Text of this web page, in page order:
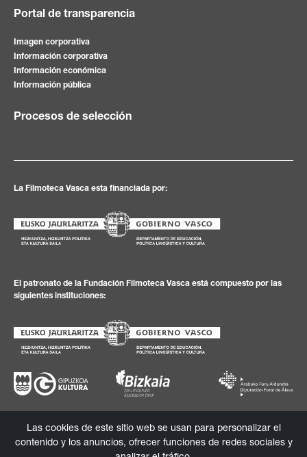
Portal de transparencia
Imagen corporativa
Información corporativa
Información económica
Información pública
Procesos de selección
La Filmoteca Vasca esta financiada por:
El patronato de la Fundación Filmoteca Vasca está compuesto por las
siguientes instituciones:
Política de
Textos
legales
Política de
cookies
Canal de
Las cookies de este sitio web se usan para personalizar el
contenido y los anuncios, ofrecer funciones de redes sociales y